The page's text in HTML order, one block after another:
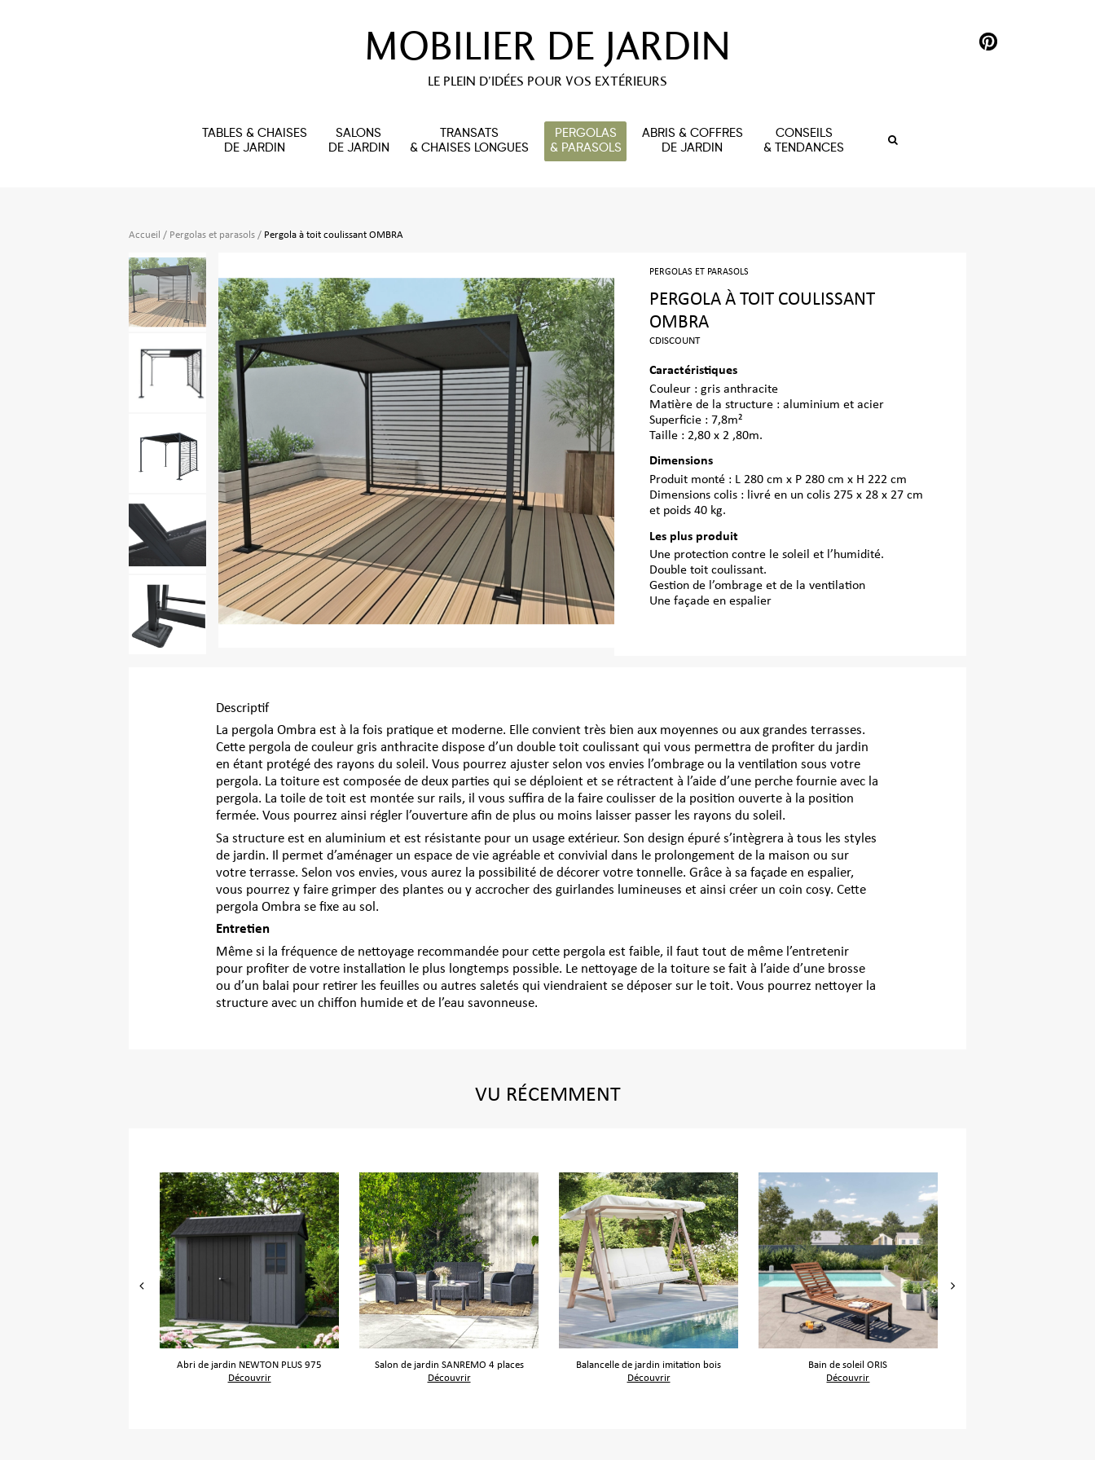
MOBILIER DE JARDIN
LE PLEIN D’IDÉES POUR VOS EXTÉRIEURS
TABLES & CHAISES
DE JARDIN
SALONS
DE JARDIN
TRANSATS
& CHAISES LONGUES
PERGOLAS
& PARASOLS
ABRIS & COFFRES
DE JARDIN
CONSEILS
& TENDANCES
Accueil / Pergolas et parasols / Pergola à toit coulissant OMBRA
PERGOLAS ET PARASOLS
PERGOLA À TOIT COULISSANT
OMBRA
CDISCOUNT
Caractéristiques
Couleur : gris anthracite
Matière de la structure : aluminium et acier
Superficie : 7,8m²
Taille : 2,80 x 2 ,80m.
Dimensions
Produit monté : L 280 cm x P 280 cm x H 222 cm
Dimensions colis : livré en un colis 275 x 28 x 27 cm
et poids 40 kg.
Les plus produit
Une protection contre le soleil et l’humidité.
Double toit coulissant.
Gestion de l’ombrage et de la ventilation
Une façade en espalier
Descriptif
La pergola Ombra est à la fois pratique et moderne. Elle convient très bien aux moyennes ou aux grandes terrasses.
Cette pergola de couleur gris anthracite dispose d’un double toit coulissant qui vous permettra de profiter du jardin
en étant protégé des rayons du soleil. Vous pourrez ajuster selon vos envies l’ombrage ou la ventilation sous votre
pergola. La toiture est composée de deux parties qui se déploient et se rétractent à l’aide d’une perche fournie avec la
pergola. La toile de toit est montée sur rails, il vous suffira de la faire coulisser de la position ouverte à la position
fermée. Vous pourrez ainsi régler l’ouverture afin de plus ou moins laisser passer les rayons du soleil.
Sa structure est en aluminium et est résistante pour un usage extérieur. Son design épuré s’intègrera à tous les styles
de jardin. Il permet d’aménager un espace de vie agréable et convivial dans le prolongement de la maison ou sur
votre terrasse. Selon vos envies, vous aurez la possibilité de décorer votre tonnelle. Grâce à sa façade en espalier,
vous pourrez y faire grimper des plantes ou y accrocher des guirlandes lumineuses et ainsi créer un coin cosy. Cette
pergola Ombra se fixe au sol.
Entretien
Même si la fréquence de nettoyage recommandée pour cette pergola est faible, il faut tout de même l’entretenir
pour profiter de votre installation le plus longtemps possible. Le nettoyage de la toiture se fait à l’aide d’une brosse
ou d’un balai pour retirer les feuilles ou autres saletés qui viendraient se déposer sur le toit. Vous pourrez nettoyer la
structure avec un chiffon humide et de l’eau savonneuse.
VU RÉCEMMENT
Abri de jardin NEWTON PLUS 975
Découvrir
Salon de jardin SANREMO 4 places
Découvrir
Balancelle de jardin imitation bois
Découvrir
Bain de soleil ORIS
Découvrir